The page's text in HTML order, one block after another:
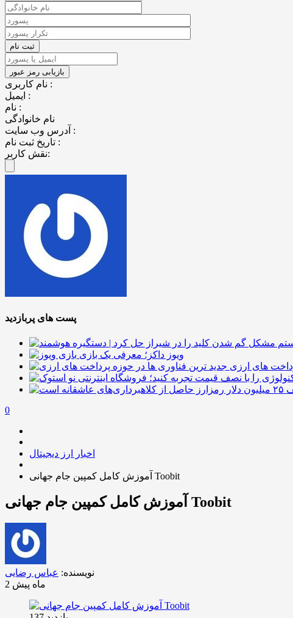
نام کاربری :
ایمیل :
نام :
نام خانوادگی
آدرس وب سایت :
تاریخ ثبت نام :
نقش کاربر:
پست های پربازدید
ویوز داکز؛ معرفی یک بازی
های ارزی
0
اخبار ارز دیجیتال
آموزش کامل کمپین جام جهانی Toobit
آموزش کامل کمپین جام جهانی Toobit
نویسنده: عباس رضایی
2 ماه پیش